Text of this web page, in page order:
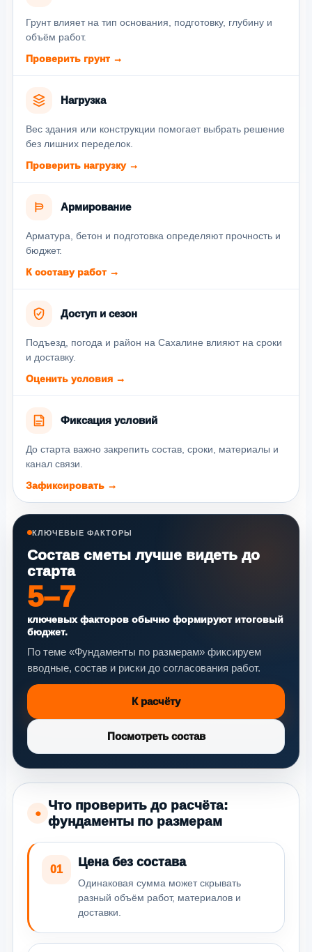
Грунт влияет на тип основания, подготовку, глубину и
объём работ.
Проверить грунт →
Нагрузка
Вес здания или конструкции помогает выбрать решение
без лишних переделок.
Проверить нагрузку →
Армирование
Арматура, бетон и подготовка определяют прочность и
бюджет.
К составу работ →
Доступ и сезон
Подъезд, погода и район на Сахалине влияют на сроки
и доставку.
Оценить условия →
Фиксация условий
До старта важно закрепить состав, сроки, материалы и
канал связи.
Зафиксировать →
КЛЮЧЕВЫЕ ФАКТОРЫ
Состав сметы лучше видеть до
старта
5–7
ключевых факторов обычно формируют итоговый
бюджет.
По теме «Фундаменты по размерам» фиксируем
вводные, состав и риски до согласования работ.
К расчёту
Посмотреть состав
●
Что проверить до расчёта:
фундаменты по размерам
01
Цена без состава
Одинаковая сумма может скрывать
разный объём работ, материалов и
доставки.